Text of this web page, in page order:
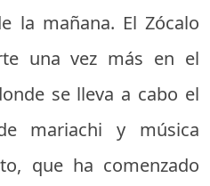
la mañana. El Zócalo
una vez más en el
se lleva a cabo el
mariachi y música
que ha comenzado